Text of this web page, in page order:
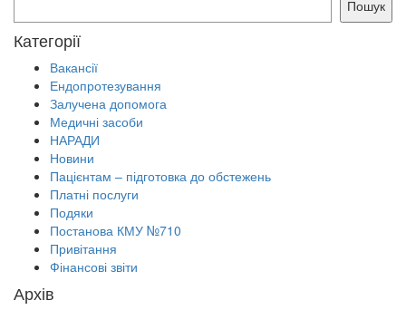
Пошук
Категорії
Вакансії
Ендопротезування
Залучена допомога
Медичні засоби
НАРАДИ
Новини
Пацієнтам – підготовка до обстежень
Платні послуги
Подяки
Постанова КМУ №710
Привітання
Фінансові звіти
Архів